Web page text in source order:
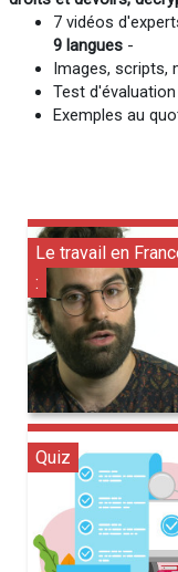
7 vidéos
9 langues -
Images, scripts,
Test
Exemples au
Le travail en
:
Quiz